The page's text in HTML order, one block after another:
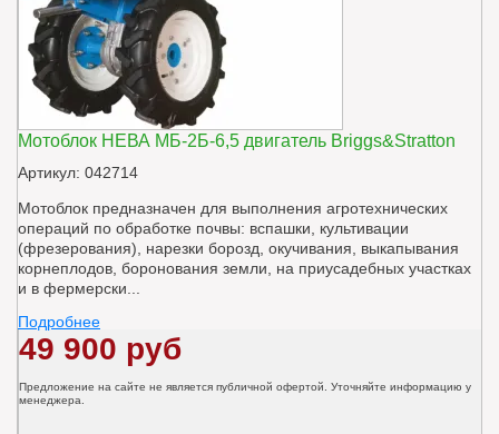
Мотоблок НЕВА МБ-2Б-6,5 двигатель Briggs&Stratton
Артикул: 042714
Мотоблок предназначен для выполнения агротехнических
операций по обработке почвы: вспашки, культивации
(фрезерования), нарезки борозд, окучивания, выкапывания
корнеплодов, боронования земли, на приусадебных участках
и в фермерски...
Подробнее
49 900 руб
Предложение на сайте не является публичной офертой. Уточняйте информацию у
менеджера.